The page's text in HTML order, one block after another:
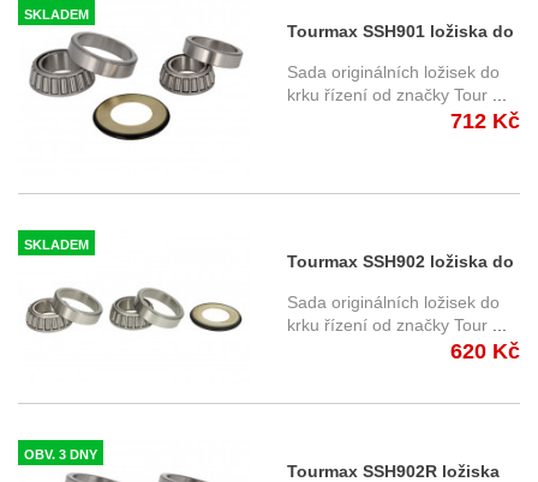
SKLADEM
Tourmax SSH901 ložiska do
krku řízení Suzuki, Yamaha,
Kawasaki
Sada originálních ložisek do
krku řízení od značky Tour
712 Kč
SKLADEM
Tourmax SSH902 ložiska do
krku řízení Honda
Sada originálních ložisek do
krku řízení od značky Tour
620 Kč
OBV. 3 DNY
Tourmax SSH902R ložiska